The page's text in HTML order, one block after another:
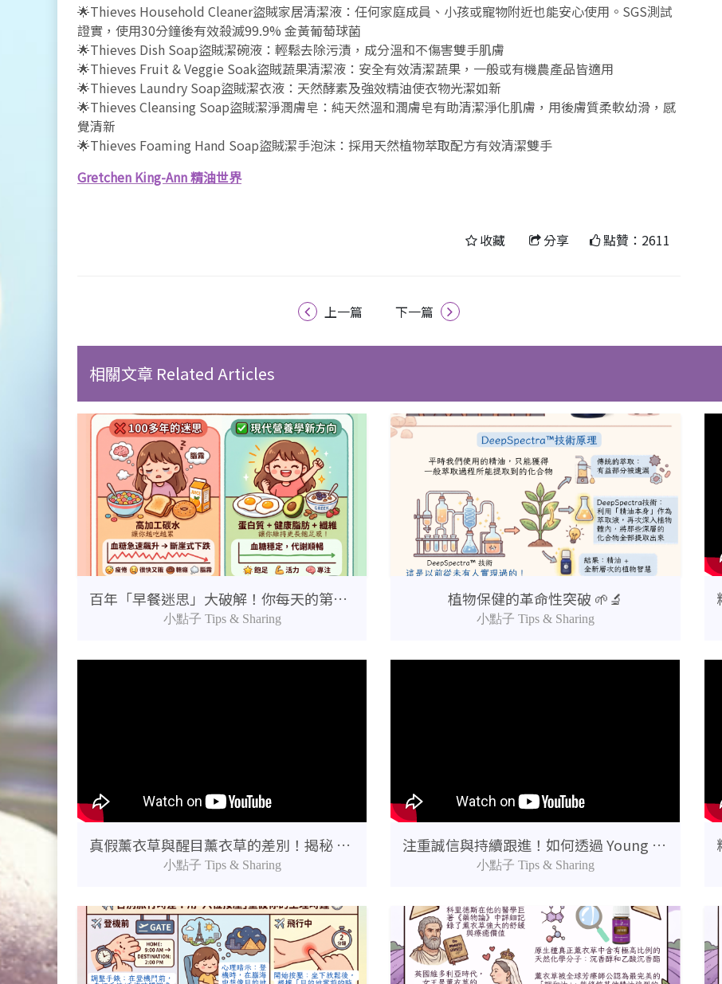
🌟Thieves Household Cleaner盜賊家居清潔液：任何家庭成員、小孩或寵物附近也能安心使用。SGS測試
證實，使用30分鐘後有效殺滅99.9% 金黃葡萄球菌
🌟Thieves Dish Soap盜賊潔碗液：輕鬆去除污漬，成分溫和不傷害雙手肌膚
🌟Thieves Fruit & Veggie Soak盜賊蔬果清潔液：安全有效清潔蔬果，一般或有機農產品皆適用
🌟Thieves Laundry Soap盜賊潔衣液：天然酵素及強效精油使衣物光潔如新
🌟Thieves Cleansing Soap盜賊潔淨潤膚皂：純天然溫和潤膚皂有助清潔淨化肌膚，用後膚質柔軟幼滑，感
覺清新
🌟Thieves Foaming Hand Soap盜賊潔手泡沫：採用天然植物萃取配方有效清潔雙手
Gretchen King-Ann 精油世界
收藏 分享 點贊：2611
上一篇 下一篇
相關文章 Related Articles
百年「早餐迷思」大破解！你每天的第一餐吃對了嗎？
小點子 Tips & Sharing
植物保健的革命性突破 🌱🔬
小點子 Tips & Sharing
真假薰衣草與醒目薰衣草的差別！揭秘 400 萬種基因的純淨堅持
小點子 Tips & Sharing
注重誠信與持續跟進！如何透過 Young Living產品教育與跟進真正幫助到人？
小點子 Tips & Sharing